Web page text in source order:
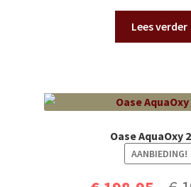
was:
Lees verder
Oase AquaOxy
AANBIEDING!